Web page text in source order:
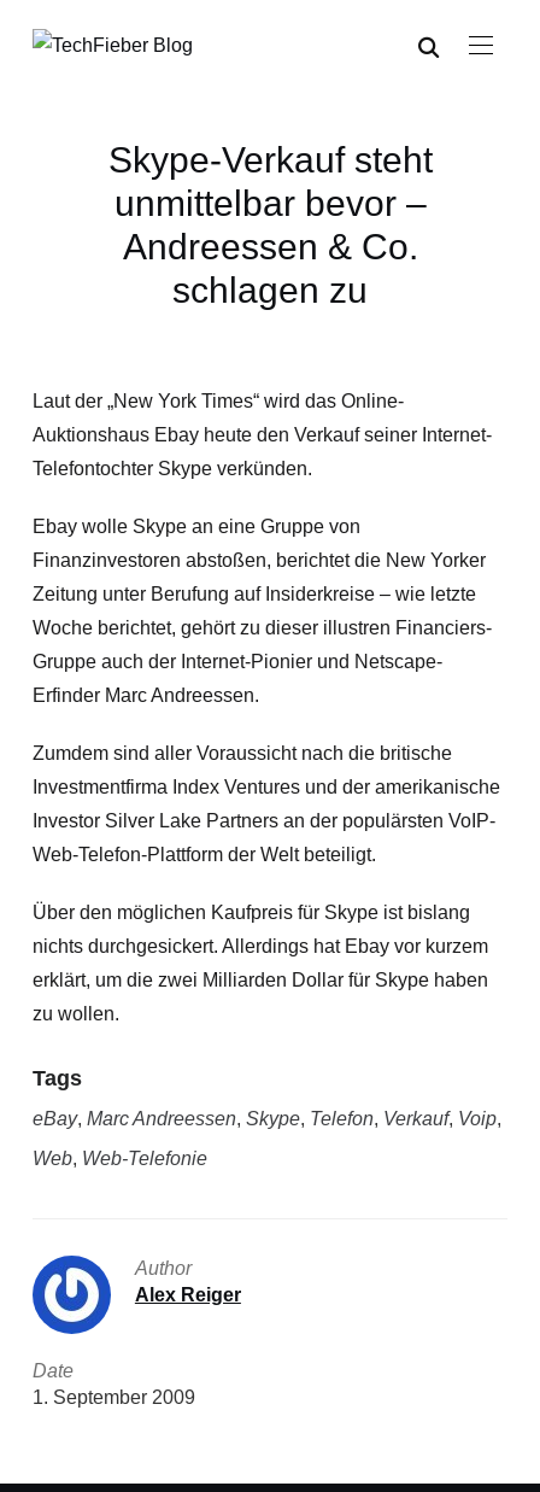
Skype-Verkauf steht
unmittelbar bevor –
Andreessen & Co.
schlagen zu
Laut der „New York Times“ wird das Online-
Auktionshaus Ebay heute den Verkauf seiner Internet-
Telefontochter Skype verkünden.
Ebay wolle Skype an eine Gruppe von
Finanzinvestoren abstoßen, berichtet die New Yorker
Zeitung unter Berufung auf Insiderkreise – wie letzte
Woche berichtet, gehört zu dieser illustren Financiers-
Gruppe auch der Internet-Pionier und Netscape-
Erfinder Marc Andreessen.
Zumdem sind aller Voraussicht nach die britische
Investmentfirma Index Ventures und der amerikanische
Investor Silver Lake Partners an der populärsten VoIP-
Web-Telefon-Plattform der Welt beteiligt.
Über den möglichen Kaufpreis für Skype ist bislang
nichts durchgesickert. Allerdings hat Ebay vor kurzem
erklärt, um die zwei Milliarden Dollar für Skype haben
zu wollen.
Tags
eBay, Marc Andreessen, Skype, Telefon, Verkauf, Voip,
Web, Web-Telefonie
Author
Alex Reiger
Date
1. September 2009